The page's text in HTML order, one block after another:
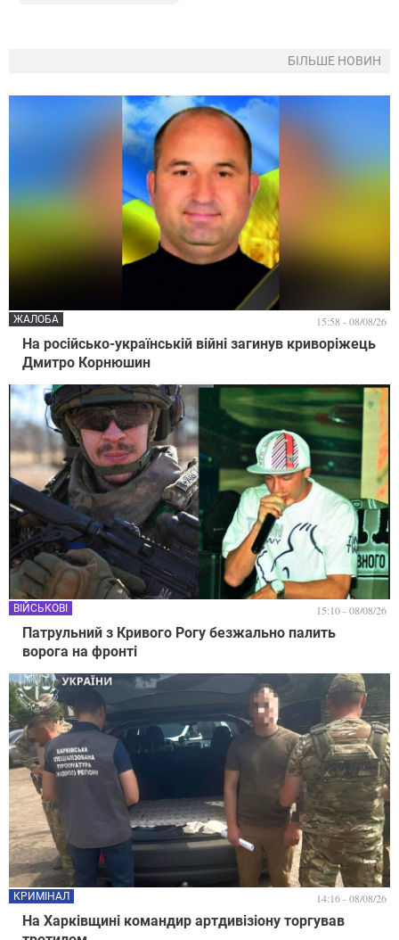
БІЛЬШЕ НОВИН
На російсько-українській війні загинув криворіжець
Дмитро Корнюшин
ЖАЛОБА 15:58 - 08/08/26
Патрульний з Кривого Рогу безжально палить
ворога на фронті
ВІЙСЬКОВІ 15:10 - 08/08/26
На Харківщині командир артдивізіону торгував
КРИМІНАЛ 14:16 - 08/08/26